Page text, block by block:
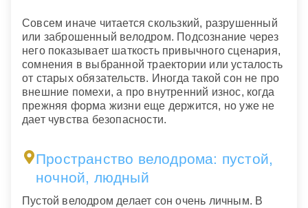
Совсем иначе читается скользкий, разрушенный
или заброшенный велодром. Подсознание через
него показывает шаткость привычного сценария,
сомнения в выбранной траектории или усталость
от старых обязательств. Иногда такой сон не про
внешние помехи, а про внутренний износ, когда
прежняя форма жизни еще держится, но уже не
дает чувства безопасности.
Пространство велодрома: пустой,
ночной, людный
Пустой велодром делает сон очень личным. В